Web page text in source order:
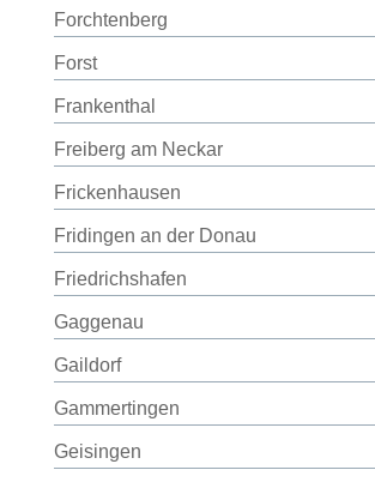
Forchtenberg
Forst
Frankenthal
Freiberg am Neckar
Frickenhausen
Fridingen an der Donau
Friedrichshafen
Gaggenau
Gaildorf
Gammertingen
Geisingen